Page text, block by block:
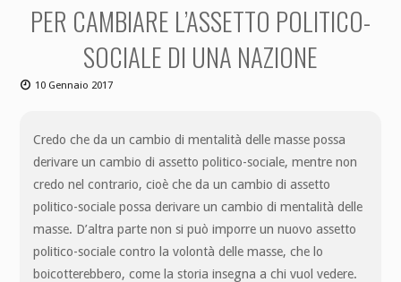
PER CAMBIARE L’ASSETTO POLITICO-
SOCIALE DI UNA NAZIONE
10 Gennaio 2017
Credo che da un cambio di mentalità delle masse possa
derivare un cambio di assetto politico-sociale, mentre non
credo nel contrario, cioè che da un cambio di assetto
politico-sociale possa derivare un cambio di mentalità delle
masse. D’altra parte non si può imporre un nuovo assetto
politico-sociale contro la volontà delle masse, che lo
boicotterebbero, come la storia insegna a chi vuol vedere.